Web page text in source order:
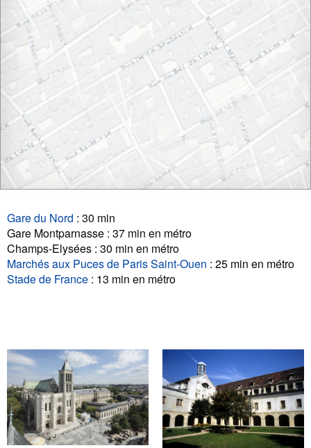
Gare du Nord : 30 min
Gare Montparnasse : 37 min en métro
Champs-Elysées : 30 min en métro
Marchés aux Puces de Paris Saint-Ouen : 25 min en métro
Stade de France : 13 min en métro